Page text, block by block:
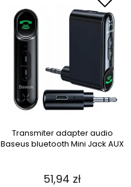
Transmiter adapter audio
Baseus bluetooth Mini Jack AUX
51,94 zł